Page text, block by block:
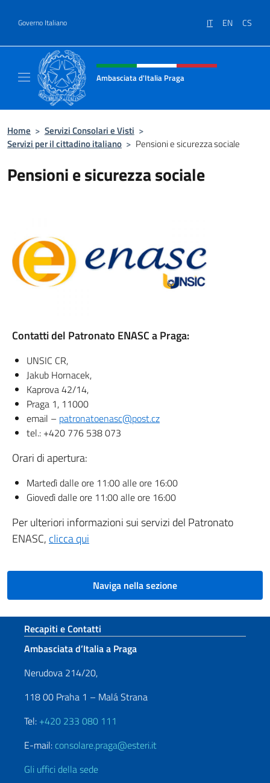
Governo Italiano IT EN CS
Intestazione sito, social e menù
Ambasciata d'Italia Praga
Home > Servizi Consolari e Visti >
Servizi per il cittadino italiano > Pensioni e sicurezza sociale
Pensioni e sicurezza sociale
Contatti del Patronato ENASC a Praga:
UNSIC CR,
Jakub Hornacek,
Kaprova 42/14,
Praga 1, 11000
email – patronatoenasc@post.cz
tel.: +420 776 538 073
Orari di apertura:
Martedì dalle ore 11:00 alle ore 16:00
Giovedì dalle ore 11:00 alle ore 16:00
Per ulteriori informazioni sui servizi del Patronato
ENASC, clicca qui
Naviga nella sezione
Sezione footer
Recapiti e Contatti
Ambasciata d’Italia a Praga
Nerudova 214/20,
118 00 Praha 1 – Malá Strana
Tel: +420 233 080 111
E-mail: consolare.praga@esteri.it
Gli uffici della sede